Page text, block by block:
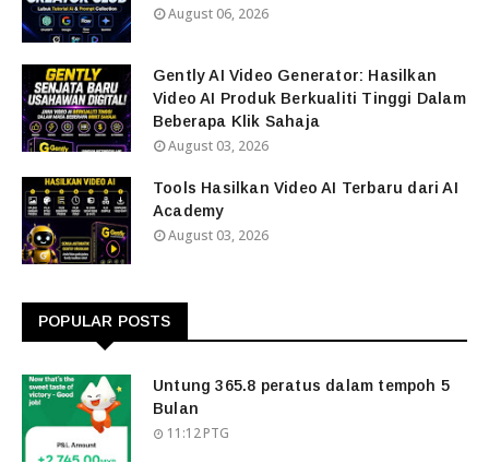
August 06, 2026
Gently AI Video Generator: Hasilkan
Video AI Produk Berkualiti Tinggi Dalam
Beberapa Klik Sahaja
August 03, 2026
Tools Hasilkan Video AI Terbaru dari AI
Academy
August 03, 2026
POPULAR POSTS
Untung 365.8 peratus dalam tempoh 5
Bulan
11:12 PTG